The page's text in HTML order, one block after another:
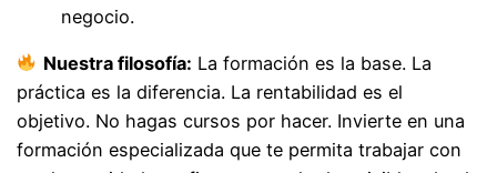
negocio.
Nuestra filosofía: La formación es la base. La
práctica es la diferencia. La rentabilidad es el
objetivo. No hagas cursos por hacer. Invierte en una
formación especializada que te permita trabajar con